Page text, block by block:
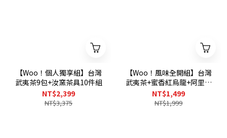
【Woo！個人獨享組】台灣
武夷茶9包+汝窯茶具10件組
NT$2,399
NT$3,375
【Woo！風味全開組】台灣
武夷茶+蜜香紅烏龍+阿里山
+東眼山+杉林溪清香型
NT$1,499
NT$1,999